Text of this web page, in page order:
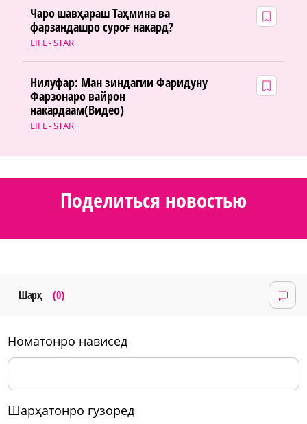
LIFE - STAR
Чаро шавҳараш Таҳмина ва
фарзандашро суроғ накард?
LIFE - STAR
Нилуфар: Ман зиндагии Фаридуну
Фарзонаро вайрон
накардаам(Видео)
Поделиться новостью
Шарҳ (0)
номатонро нависед
шарҳатонро гузоред